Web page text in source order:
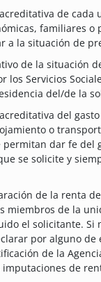
de cada
familiares o
a la situación de
de la situación
los Servicios
del/de la
del
o
dar fe del
se solicite y
de la renta
miembros de la
el solicitante. Si
por alguno de
de la
de